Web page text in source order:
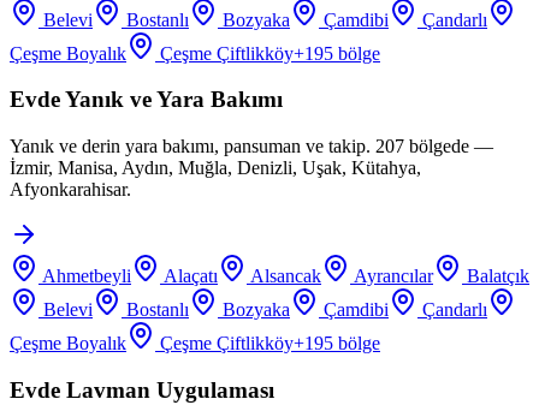
Belevi Bostanlı Bozyaka Çamdibi
Çandarlı
Çeşme Boyalık
Çeşme Çiftlikköy+195 bölge
Evde Yanık ve Yara Bakımı
Yanık ve derin yara bakımı, pansuman ve takip. 207 bölgede —
İzmir, Manisa, Aydın, Muğla, Denizli, Uşak, Kütahya,
Afyonkarahisar.
Ahmetbeyli Alaçatı Alsancak Ayrancılar
Balatçık
Belevi
Bostanlı Bozyaka Çamdibi
Çandarlı
Çeşme Boyalık
Çeşme Çiftlikköy+195 bölge
Evde Lavman Uygulaması